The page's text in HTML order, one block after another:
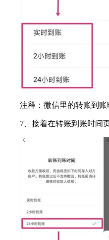
注释：微信里的转账到
7、接着在转账到账时间